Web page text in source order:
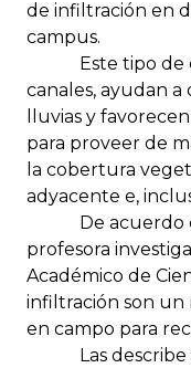
de infiltración en
campus.
Este tipo de
canales, ayudan
lluvias y
para proveer de
la cobertura
adyacente e,
De acuerdo
profesora
Académico de
infiltración son un
en campo para
Las describe